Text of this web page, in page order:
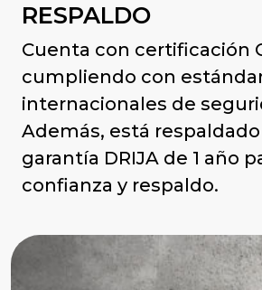
RESPALDO
Cuenta con certificación
cumpliendo con
internacionales de
Además, está
garantía DRIJA de 1 año
confianza y respaldo.